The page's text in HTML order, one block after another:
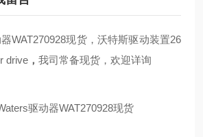
WAT270928现货，沃特斯驱动装置26
drive ， 我司常备现货，欢迎详询
驱动器WAT270928现货